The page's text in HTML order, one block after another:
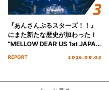
『あんさんぶるスターズ！！』
にまた新たな歴史が加わった！
“MELLOW DEAR US 1st JAPAN
REPORT 2026.08.03